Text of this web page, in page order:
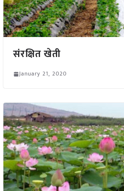
संरक्षित खेती
January 21, 2020